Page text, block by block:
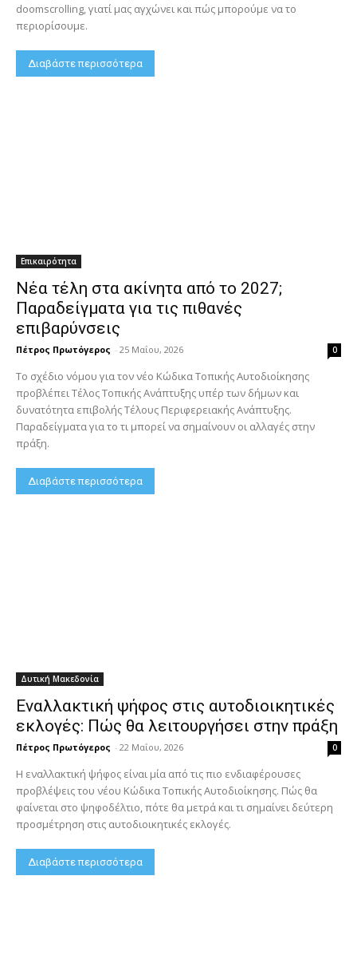
doomscrolling, γιατί μας αγχώνει και πώς μπορούμε να το
περιορίσουμε.
Διαβάστε περισσότερα
Επικαιρότητα
Νέα τέλη στα ακίνητα από το 2027;
Παραδείγματα για τις πιθανές
επιβαρύνσεις
Πέτρος Πρωτόγερος - 25 Μαΐου, 2026 0
Το σχέδιο νόμου για τον νέο Κώδικα Τοπικής Αυτοδιοίκησης
προβλέπει Τέλος Τοπικής Ανάπτυξης υπέρ των δήμων και
δυνατότητα επιβολής Τέλους Περιφερειακής Ανάπτυξης.
Παραδείγματα για το τι μπορεί να σημαίνουν οι αλλαγές στην
πράξη.
Διαβάστε περισσότερα
Δυτική Μακεδονία
Εναλλακτική ψήφος στις αυτοδιοικητικές
εκλογές: Πώς θα λειτουργήσει στην πράξη
Πέτρος Πρωτόγερος - 22 Μαΐου, 2026 0
Η εναλλακτική ψήφος είναι μία από τις πιο ενδιαφέρουσες
προβλέψεις του νέου Κώδικα Τοπικής Αυτοδιοίκησης. Πώς θα
φαίνεται στο ψηφοδέλτιο, πότε θα μετρά και τι σημαίνει δεύτερη
προσμέτρηση στις αυτοδιοικητικές εκλογές.
Διαβάστε περισσότερα